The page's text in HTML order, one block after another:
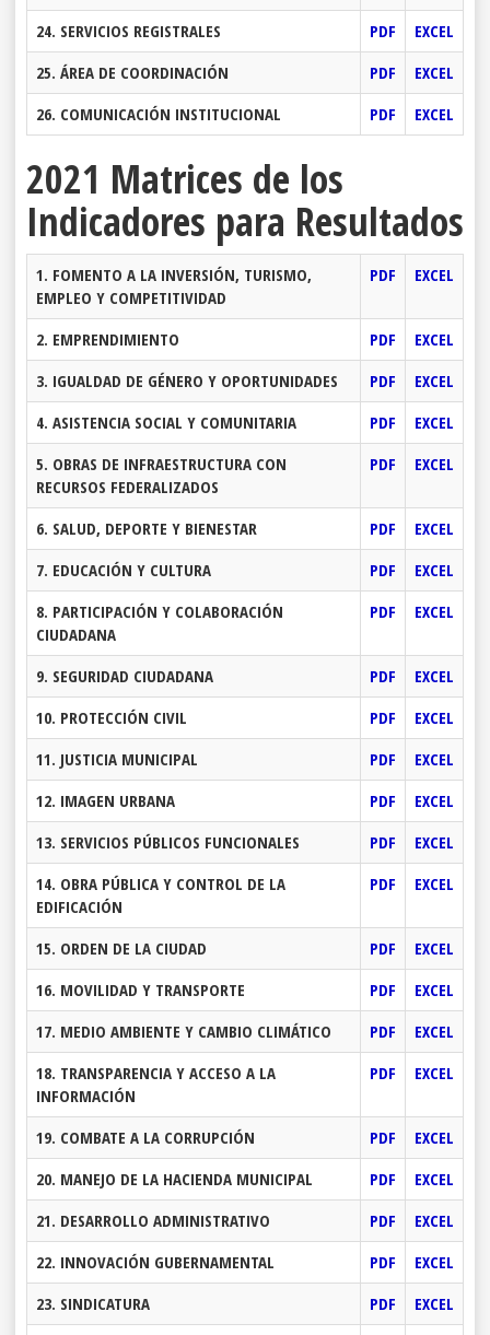
24. SERVICIOS REGISTRALES
PDF
EXCEL
25. ÁREA DE COORDINACIÓN
PDF
EXCEL
26. COMUNICACIÓN INSTITUCIONAL
PDF EXCEL
2021 Matrices de los
Indicadores para Resultados
1. FOMENTO A LA INVERSIÓN, TURISMO,
EMPLEO Y COMPETITIVIDAD
PDF EXCEL
2. EMPRENDIMIENTO PDF
EXCEL
3. IGUALDAD DE GÉNERO Y OPORTUNIDADES
PDF
EXCEL
4. ASISTENCIA SOCIAL Y COMUNITARIA
PDF
EXCEL
5. OBRAS DE INFRAESTRUCTURA CON
RECURSOS FEDERALIZADOS
PDF EXCEL
6. SALUD, DEPORTE Y BIENESTAR PDF
EXCEL
7. EDUCACIÓN Y CULTURA
PDF
EXCEL
8. PARTICIPACIÓN Y COLABORACIÓN
CIUDADANA
PDF EXCEL
9. SEGURIDAD CIUDADANA PDF
EXCEL
10. PROTECCIÓN CIVIL
PDF
EXCEL
11. JUSTICIA MUNICIPAL
PDF
EXCEL
12. IMAGEN URBANA
PDF
EXCEL
13. SERVICIOS PÚBLICOS FUNCIONALES
PDF
EXCEL
14. OBRA PÚBLICA Y CONTROL DE LA
EDIFICACIÓN
PDF EXCEL
15. ORDEN DE LA CIUDAD PDF
EXCEL
16. MOVILIDAD Y TRANSPORTE
PDF
EXCEL
17. MEDIO AMBIENTE Y CAMBIO CLIMÁTICO
PDF
EXCEL
18. TRANSPARENCIA Y ACCESO A LA
INFORMACIÓN
PDF EXCEL
19. COMBATE A LA CORRUPCIÓN PDF
EXCEL
20. MANEJO DE LA HACIENDA MUNICIPAL
PDF
EXCEL
21. DESARROLLO ADMINISTRATIVO
PDF
EXCEL
22. INNOVACIÓN GUBERNAMENTAL
PDF
EXCEL
23. SINDICATURA
PDF
EXCEL